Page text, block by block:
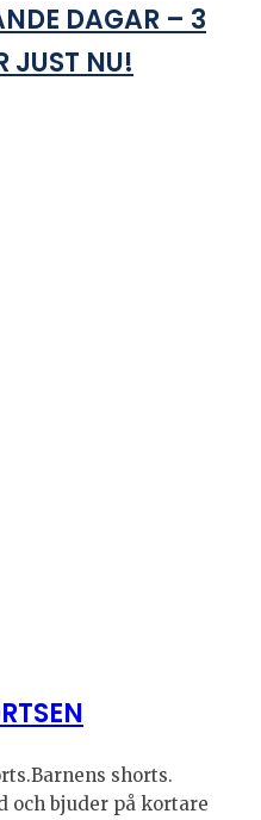
DAGAR – 3
JUST NU!
shorts.
och bjuder på kortare